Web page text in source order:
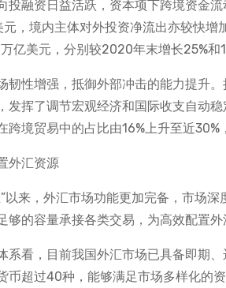
投融资日益活跃，资本项下跨境资金
元，境内主体对外投资净流出亦较快
亿美元，分别较2020年末增长25%和
韧性增强，抵御外部冲击的能力提升
发挥了调节宏观经济和国际收支自动
跨境贸易中的占比由16%上升至近30%
外汇资源
”以来，外汇市场功能更加完备，市场
够的容量承接各类交易，为高效配置外
系看，目前我国外汇市场已具备即期
币超过40种，能够满足市场多样化的